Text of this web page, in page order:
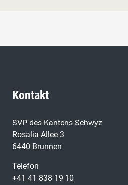
Kontakt
SVP des Kantons Schwyz
Rosalia-Allee 3
6440 Brunnen
Telefon
+41 41 838 19 10